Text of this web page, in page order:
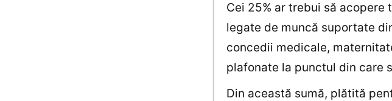
Cei 25% ar trebui să
legate de muncă suportate
concedii medicale,
plafonate la punctul din care
Din această sumă, plătită